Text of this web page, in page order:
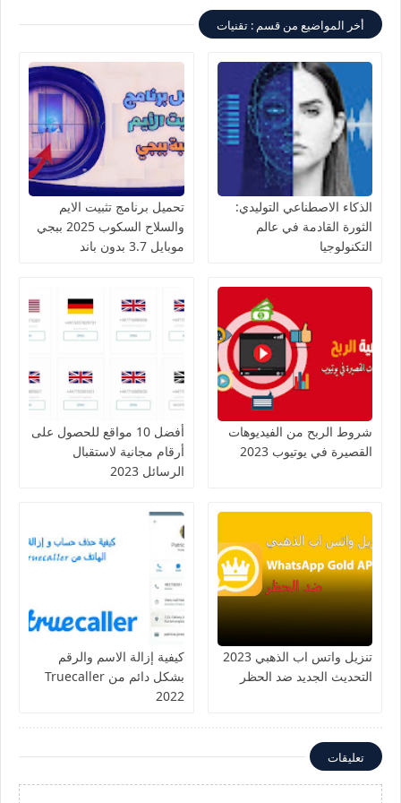
أخر المواضيع من قسم : تقنيات
الذكاء الاصطناعي التوليدي:
الثورة القادمة في عالم
التكنولوجيا
تحميل برنامج تثبيت الايم
والسلاح السكوب 2025 ببجي
موبايل 3.7 بدون باند
شروط الربح من الفيديوهات
القصيرة في يوتيوب 2023
أفضل 10 مواقع للحصول على
أرقام مجانية لاستقبال
الرسائل 2023
تنزيل واتس اب الذهبي 2023
التحديث الجديد ضد الحظر
كيفية إزالة الاسم والرقم
بشكل دائم من Truecaller
2022
تعليقات